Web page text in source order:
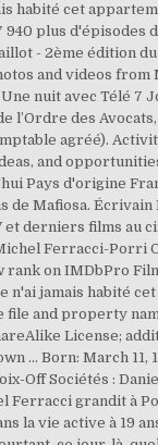
habité cet
plus
- 2ème édition
and videos
nuit avec Télé 7
des
agréé).
and
Pays d'origine
Mafiosa. Écrivain
derniers films au
Ferracci-Porri
on IMDbPro
jamais habité
and property
License;
... Born: March
Off Sociétés :
grandit à
la vie active à 19